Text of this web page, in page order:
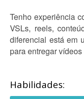
Tenho experiência
VSLs, reels,
diferencial está em
para entregar
Habilidades: